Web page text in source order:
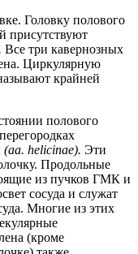
Головку полового
присутствуют
Все три кавернозных
Циркулярную
крайней
полового
(aa. helicinae). Эти
Продольные
из пучков ГМК и
сосуда и служат
Многие из этих
(кроме